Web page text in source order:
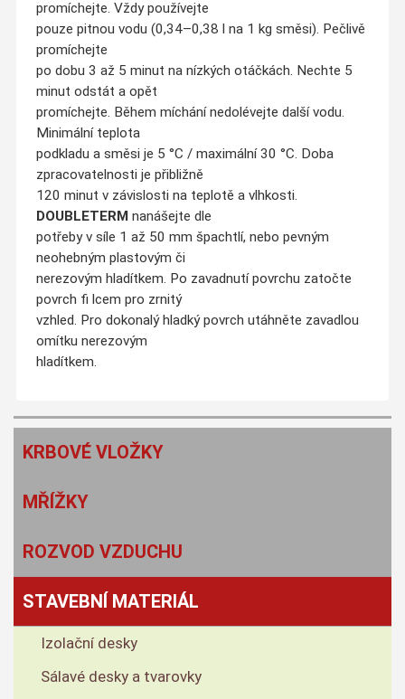
promíchejte. Vždy používejte
pouze pitnou vodu (0,34–0,38 l na 1 kg směsi). Pečlivě
promíchejte
po dobu 3 až 5 minut na nízkých otáčkách. Nechte 5
minut odstát a opět
promíchejte. Během míchání nedolévejte další vodu.
Minimální teplota
podkladu a směsi je 5 °C / maximální 30 °C. Doba
zpracovatelnosti je přibližně
120 minut v závislosti na teplotě a vlhkosti.
DOUBLETERMnanášejte dle
potřeby v síle 1 až 50 mm špachtlí, nebo pevným
neohebným plastovým či
nerezovým hladítkem. Po zavadnutí povrchu zatočte
povrch fi lcem pro zrnitý
vzhled. Pro dokonalý hladký povrch utáhněte zavadlou
omítku nerezovým
hladítkem.
KRBOVÉ VLOŽKY
MŘÍŽKY
ROZVOD VZDUCHU
STAVEBNÍ MATERIÁL
Izolační desky
Sálavé desky a tvarovky